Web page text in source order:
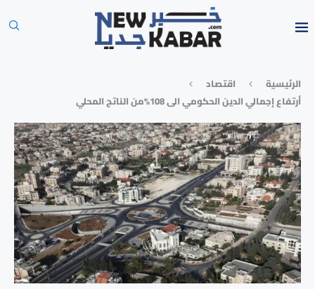
الرئيسية
⁠اقتصاد
أرتفاع إجمالي الدين الحكومي الى 108%من الناتج المحلي